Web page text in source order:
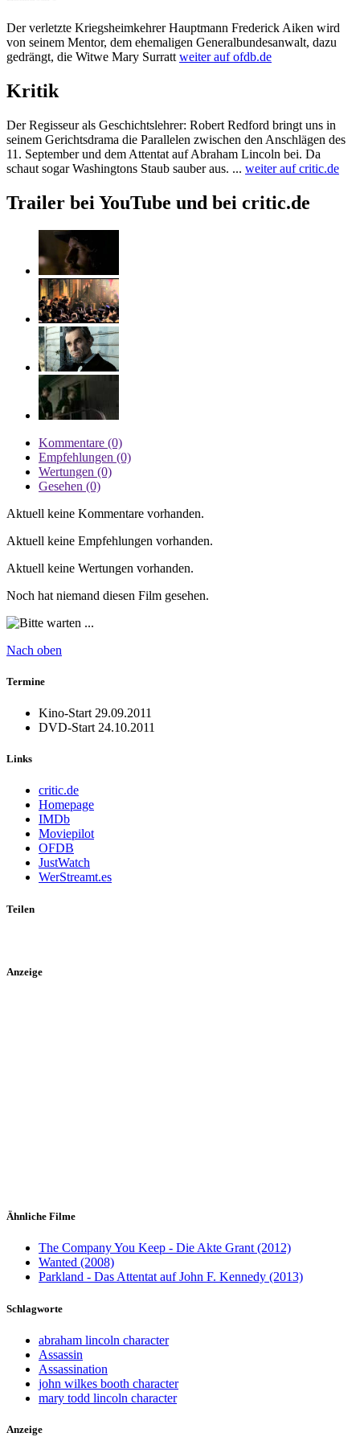
Der verletzte Kriegsheimkehrer Hauptmann Frederick Aiken wird
von seinem Mentor, dem ehemaligen Generalbundesanwalt, dazu
gedrängt, die Witwe Mary Surratt weiter auf ofdb.de
Kritik
Der Regisseur als Geschichtslehrer: Robert Redford bringt uns in
seinem Gerichtsdrama die Parallelen zwischen den Anschlägen des
11. September und dem Attentat auf Abraham Lincoln bei. Da
schaut sogar Washingtons Staub sauber aus. ... weiter auf critic.de
Trailer bei YouTube und bei critic.de
Kommentare (0)
Empfehlungen (0)
Wertungen (0)
Gesehen (0)
Aktuell keine Kommentare vorhanden.
Aktuell keine Empfehlungen vorhanden.
Aktuell keine Wertungen vorhanden.
Noch hat niemand diesen Film gesehen.
Nach oben
Termine
Kino-Start 29.09.2011
DVD-Start 24.10.2011
Links
critic.de
Homepage
IMDb
Moviepilot
OFDB
JustWatch
WerStreamt.es
Teilen
Anzeige
Ähnliche Filme
The Company You Keep - Die Akte Grant (2012)
Wanted (2008)
Parkland - Das Attentat auf John F. Kennedy (2013)
Schlagworte
abraham lincoln character
Assassin
Assassination
john wilkes booth character
mary todd lincoln character
Anzeige